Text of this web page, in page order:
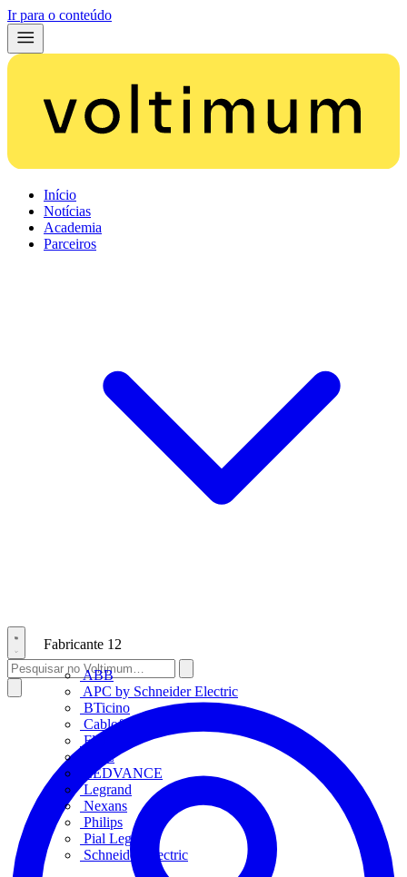
Ir para o conteúdo
Início
Notícias
Academia
Parceiros
Fabricante 12
ABB
APC by Schneider Electric
BTicino
Cablofil
Fluke
HDL
LEDVANCE
Legrand
Nexans
Philips
Pial Legrand
Schneider Electric